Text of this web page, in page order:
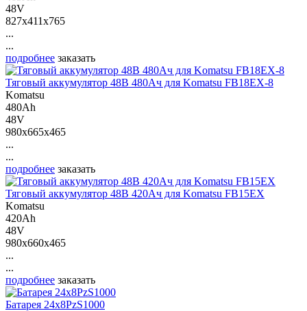
48V
827x411x765
...
...
подробнее заказать
Тяговый аккумулятор 48В 480Ач для Komatsu FB18EX-8
Komatsu
480Ah
48V
980x665x465
...
...
подробнее заказать
Тяговый аккумулятор 48В 420Ач для Komatsu FB15EX
Komatsu
420Ah
48V
980x660x465
...
...
подробнее заказать
Батарея 24х8PzS1000